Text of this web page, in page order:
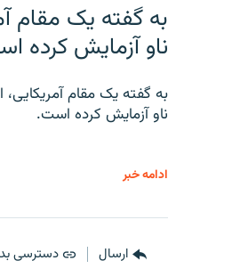
به گفته یک مقام
ناو آزمایش کرده
به گفته یک مقام
ناو آزمایش کرده است.
ادامه خبر
ارسال دسترسی